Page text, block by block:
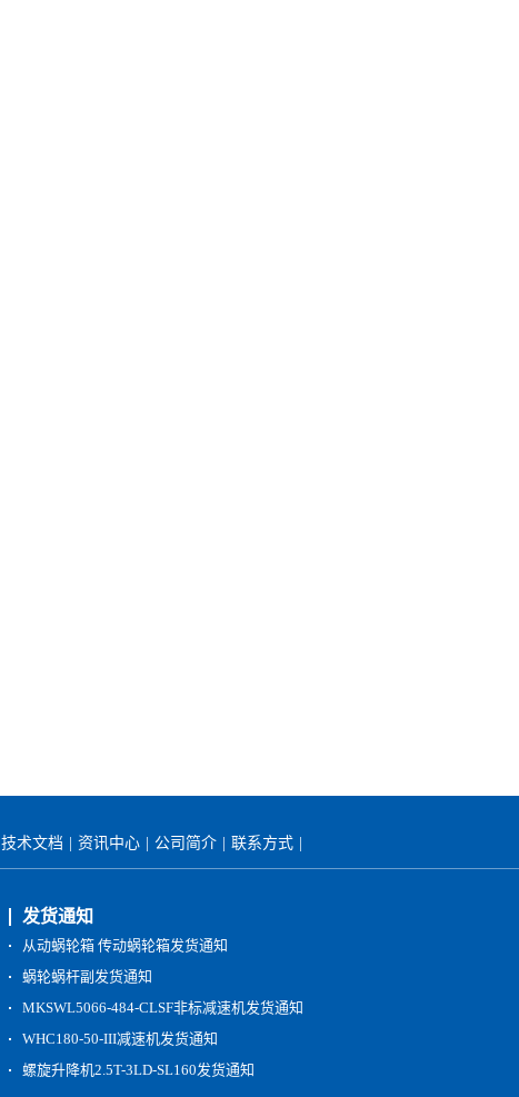
技术文档 资讯中心 公司简介 联系方式
发货通知
从动蜗轮箱 传动蜗轮箱发货通知
蜗轮蜗杆副发货通知
MKSWL5066-484-CLSF非标减速机发货通知
WHC180-50-III减速机发货通知
螺旋升降机2.5T-3LD-SL160发货通知